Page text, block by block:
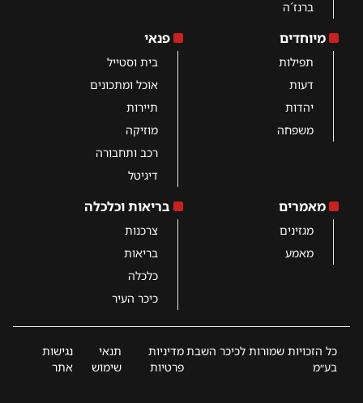
ברנז´ה
מיוחדים
תפילות
דעות
יהדות
משפחה
פנאי
בית וסטייל
אוכל ומתכונים
תיירות
מוזיקה
רכב ותחבורה
דיגיטל
מאמרים
מגזינים
מאמע
בריאות וכלכלה
צרכנות
בריאות
כלכלה
כיכר העיר
כל הזכויות שמורות לכיכר השבת
בע״מ
מדיניות
פרטיות
תנאי
שימוש
נגישות
אתר